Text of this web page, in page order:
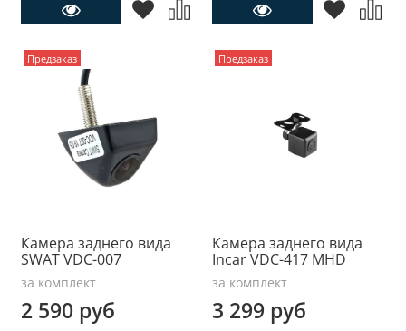
Предзаказ
Камера заднего вида
SWAT VDC-007
за комплект
2 590 руб
Предзаказ
Камера заднего вида
Incar VDC-417 MHD
за комплект
3 299 руб